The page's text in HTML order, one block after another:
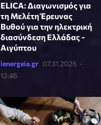
ELICA: Διαγωνισμός για
τη Μελέτη Έρευνας
Βυθού για την ηλεκτρική
διασύνδεση Ελλάδας -
Αιγύπτου
ienergeia.gr 07.31.2026 -
12:46